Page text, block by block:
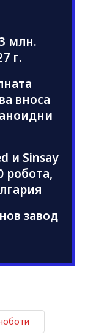
млн.
г.
вноса
и Sinsay
робота,
завод